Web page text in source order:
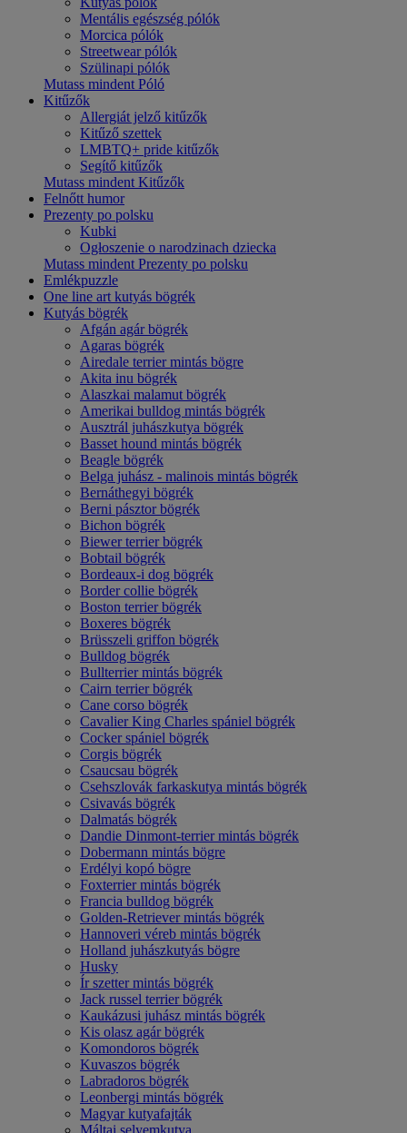
Mentális egészség pólók
Morcica pólók
Streetwear pólók
Szülinapi pólók
Mutass mindent Póló
Kitűzők
Allergiát jelző kitűzők
Kitűző szettek
LMBTQ+ pride kitűzők
Segítő kitűzők
Mutass mindent Kitűzők
Felnőtt humor
Prezenty po polsku
Kubki
Ogłoszenie o narodzinach dziecka
Mutass mindent Prezenty po polsku
Emlékpuzzle
One line art kutyás bögrék
Kutyás bögrék
Afgán agár bögrék
Agaras bögrék
Airedale terrier mintás bögre
Akita inu bögrék
Alaszkai malamut bögrék
Amerikai bulldog mintás bögrék
Ausztrál juhászkutya bögrék
Basset hound mintás bögrék
Beagle bögrék
Belga juhász - malinois mintás bögrék
Bernáthegyi bögrék
Berni pásztor bögrék
Bichon bögrék
Biewer terrier bögrék
Bobtail bögrék
Bordeaux-i dog bögrék
Border collie bögrék
Boston terrier bögrék
Boxeres bögrék
Brüsszeli griffon bögrék
Bulldog bögrék
Bullterrier mintás bögrék
Cairn terrier bögrék
Cane corso bögrék
Cavalier King Charles spániel bögrék
Cocker spániel bögrék
Corgis bögrék
Csaucsau bögrék
Csehszlovák farkaskutya mintás bögrék
Csivavás bögrék
Dalmatás bögrék
Dandie Dinmont-terrier mintás bögrék
Dobermann mintás bögre
Erdélyi kopó bögre
Foxterrier mintás bögrék
Francia bulldog bögrék
Golden-Retriever mintás bögrék
Hannoveri véreb mintás bögrék
Holland juhászkutyás bögre
Husky
Ír szetter mintás bögrék
Jack russel terrier bögrék
Kaukázusi juhász mintás bögrék
Kis olasz agár bögrék
Komondoros bögrék
Kuvaszos bögrék
Labradoros bögrék
Leonbergi mintás bögrék
Magyar kutyafajták
Máltai selyemkutya